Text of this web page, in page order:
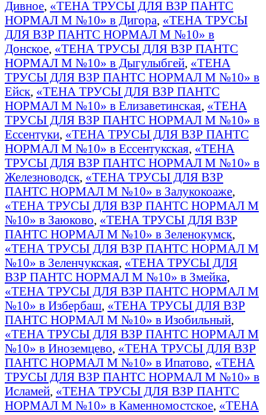
Дивное, «ТЕНА ТРУСЫ ДЛЯ ВЗР ПАНТС
НОРМАЛ М №10» в Дигора, «ТЕНА ТРУСЫ
ДЛЯ ВЗР ПАНТС НОРМАЛ М №10» в
Донское, «ТЕНА ТРУСЫ ДЛЯ ВЗР ПАНТС
НОРМАЛ М №10» в Дыгулыбгей, «ТЕНА
ТРУСЫ ДЛЯ ВЗР ПАНТС НОРМАЛ М №10» в
Ейск, «ТЕНА ТРУСЫ ДЛЯ ВЗР ПАНТС
НОРМАЛ М №10» в Елизаветинская, «ТЕНА
ТРУСЫ ДЛЯ ВЗР ПАНТС НОРМАЛ М №10» в
Ессентуки, «ТЕНА ТРУСЫ ДЛЯ ВЗР ПАНТС
НОРМАЛ М №10» в Ессентукская, «ТЕНА
ТРУСЫ ДЛЯ ВЗР ПАНТС НОРМАЛ М №10» в
Железноводск, «ТЕНА ТРУСЫ ДЛЯ ВЗР
ПАНТС НОРМАЛ М №10» в Залукокоаже,
«ТЕНА ТРУСЫ ДЛЯ ВЗР ПАНТС НОРМАЛ М
№10» в Заюково, «ТЕНА ТРУСЫ ДЛЯ ВЗР
ПАНТС НОРМАЛ М №10» в Зеленокумск,
«ТЕНА ТРУСЫ ДЛЯ ВЗР ПАНТС НОРМАЛ М
№10» в Зеленчукская, «ТЕНА ТРУСЫ ДЛЯ
ВЗР ПАНТС НОРМАЛ М №10» в Змейка,
«ТЕНА ТРУСЫ ДЛЯ ВЗР ПАНТС НОРМАЛ М
№10» в Избербаш, «ТЕНА ТРУСЫ ДЛЯ ВЗР
ПАНТС НОРМАЛ М №10» в Изобильный,
«ТЕНА ТРУСЫ ДЛЯ ВЗР ПАНТС НОРМАЛ М
№10» в Иноземцево, «ТЕНА ТРУСЫ ДЛЯ ВЗР
ПАНТС НОРМАЛ М №10» в Ипатово, «ТЕНА
ТРУСЫ ДЛЯ ВЗР ПАНТС НОРМАЛ М №10» в
Исламей, «ТЕНА ТРУСЫ ДЛЯ ВЗР ПАНТС
НОРМАЛ М №10» в Каменномостское, «ТЕНА